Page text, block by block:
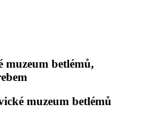
muzeum betlémů,
muzeum betlémů